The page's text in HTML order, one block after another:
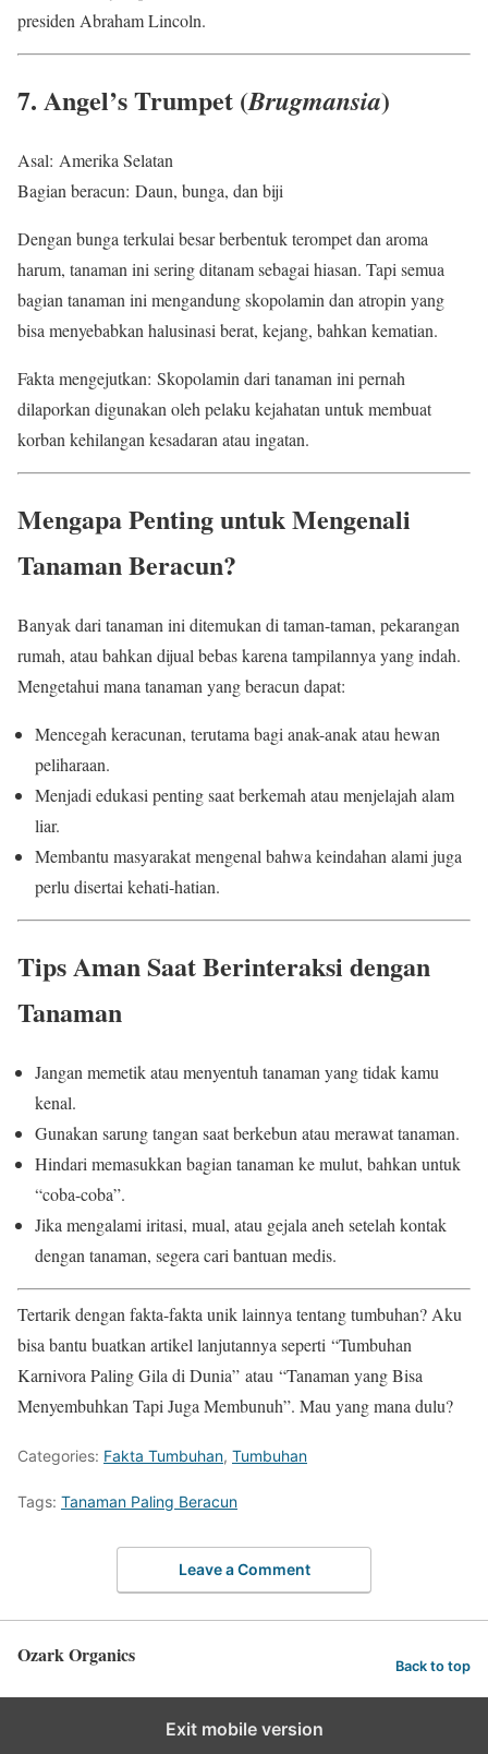
presiden Abraham Lincoln.
7. Angel’s Trumpet (Brugmansia)
Asal: Amerika Selatan
Bagian beracun: Daun, bunga, dan biji
Dengan bunga terkulai besar berbentuk terompet dan aroma
harum, tanaman ini sering ditanam sebagai hiasan. Tapi semua
bagian tanaman ini mengandung skopolamin dan atropin yang
bisa menyebabkan halusinasi berat, kejang, bahkan kematian.
Fakta mengejutkan: Skopolamin dari tanaman ini pernah
dilaporkan digunakan oleh pelaku kejahatan untuk membuat
korban kehilangan kesadaran atau ingatan.
Mengapa Penting untuk Mengenali
Tanaman Beracun?
Banyak dari tanaman ini ditemukan di taman-taman, pekarangan
rumah, atau bahkan dijual bebas karena tampilannya yang indah.
Mengetahui mana tanaman yang beracun dapat:
Mencegah keracunan, terutama bagi anak-anak atau hewan
peliharaan.
Menjadi edukasi penting saat berkemah atau menjelajah alam
liar.
Membantu masyarakat mengenal bahwa keindahan alami juga
perlu disertai kehati-hatian.
Tips Aman Saat Berinteraksi dengan
Tanaman
Jangan memetik atau menyentuh tanaman yang tidak kamu
kenal.
Gunakan sarung tangan saat berkebun atau merawat tanaman.
Hindari memasukkan bagian tanaman ke mulut, bahkan untuk
“coba-coba”.
Jika mengalami iritasi, mual, atau gejala aneh setelah kontak
dengan tanaman, segera cari bantuan medis.
Tertarik dengan fakta-fakta unik lainnya tentang tumbuhan? Aku
bisa bantu buatkan artikel lanjutannya seperti “Tumbuhan
Karnivora Paling Gila di Dunia” atau “Tanaman yang Bisa
Menyembuhkan Tapi Juga Membunuh”. Mau yang mana dulu?
Categories: Fakta Tumbuhan, Tumbuhan
Tags: Tanaman Paling Beracun
Leave a Comment
Ozark Organics Back to top
Exit mobile version